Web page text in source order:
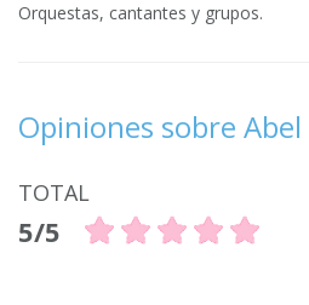
Orquestas, cantantes y grupos.
Opiniones sobre
TOTAL
5/5